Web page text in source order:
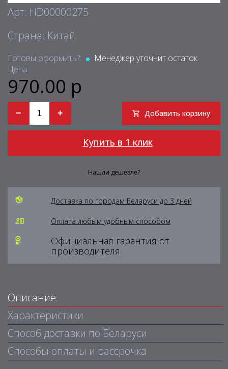
Арт: HD00000275
Страна: Китай
Готовы оформить?:
Менеджер уточнит остаток
Цена:
970.00 р
− + Добавить корзину
Купить в 1 клик
Нашли дешевле?
Доставка по городам Беларуси до 3 дней
Оплата любым удобным способом
Официальная гарантия от
производителя
Описание
Характеристики
Способ доставки по Беларуси
Способы оплаты и рассрочка